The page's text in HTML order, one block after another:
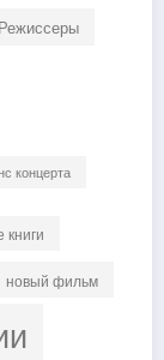
Режиссеры
концерта
новый фильм